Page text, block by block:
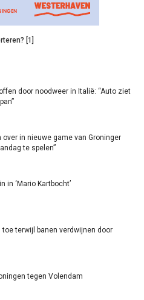
[1]
door noodweer in Italië: “Auto ziet
in nieuwe game van Groninger
te spelen”
in ‘Mario Kartbocht’
toe terwijl banen verdwijnen door
tegen Volendam